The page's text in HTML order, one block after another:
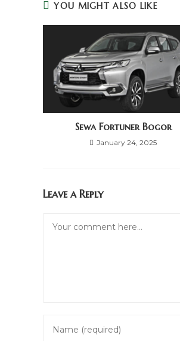
YOU MIGHT ALSO LIKE
Sewa Fortuner Bogor
January 24, 2025
Leave a Reply
your